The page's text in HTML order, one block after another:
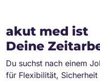
akut med ist
Deine
Du suchst nach einem
für Flexibilität,